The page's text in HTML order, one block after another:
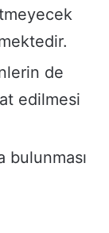
de
edilmesi
bulunması